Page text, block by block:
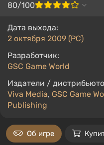
80/100
Дата выхода:
2 октября 2009 (PC)
Разработчик:
GSC Game World
Издатели /
Viva Media, GSC Game
Publishing
Об игре